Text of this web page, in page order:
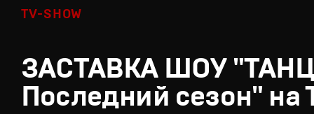
TV-SHOW
ЗАСТАВКА ШОУ
Последний сезон" на